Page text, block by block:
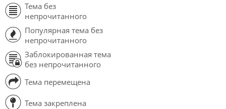
Тема без
непрочитанного
Популярная тема без
непрочитанного
Заблокированная тема
без непрочитанного
Тема перемещена
Тема закреплена